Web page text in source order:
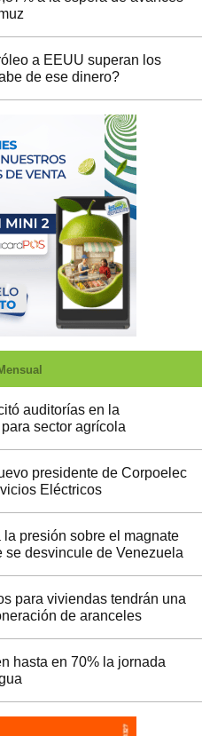
a EEUU superan los
de ese dinero?
auditorías en la
sector agrícola
presidente de Corpoelec
Eléctricos
presión sobre el magnate
se desvincule de Venezuela
para viviendas tendrán una
de aranceles
hasta en 70% la jornada